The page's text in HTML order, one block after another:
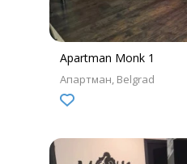
Apartman Monk 1
Апартман Belgrad